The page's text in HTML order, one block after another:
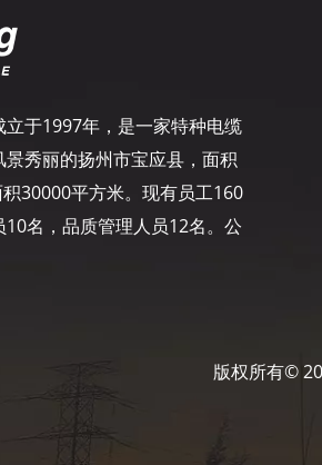
于1997年，是一家特种电缆
秀丽的扬州市宝应县，面积
30000平方米。现有员工160
名，品质管理人员12名。公
版权所有©